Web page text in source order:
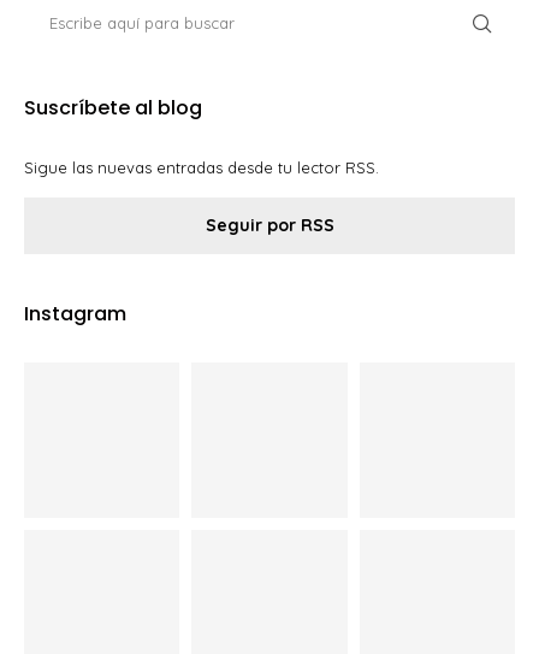
Suscríbete al blog
Sigue las nuevas entradas desde tu lector RSS.
Seguir por RSS
Instagram